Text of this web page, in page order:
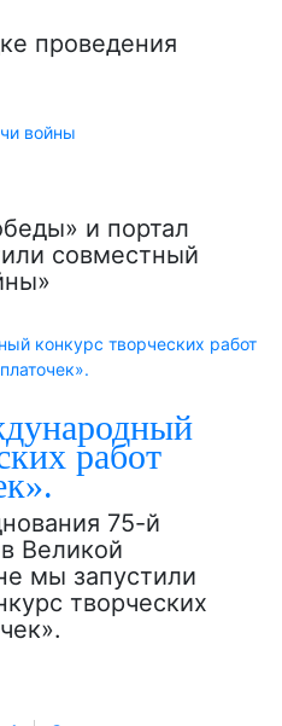
проведения
и портал
совместный
работ
75-й
Великой
мы запустили
творческих